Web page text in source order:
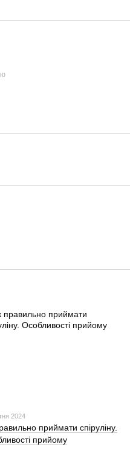
2024
приймати спіруліну.
прийому